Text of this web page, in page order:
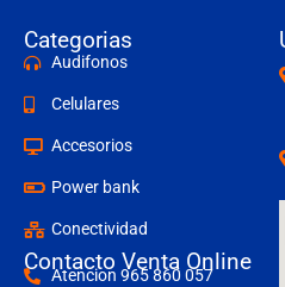
Categorias
Audifonos
Celulares
Accesorios
Power bank
Conectividad
Contacto Venta Online
Atencion 965 860 057